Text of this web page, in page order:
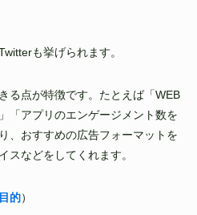
も挙げられます。
る点が特徴です。たとえば「WEB
「アプリのエンゲージメント数を
、おすすめの広告フォーマットを
スなどをしてくれます。
的）